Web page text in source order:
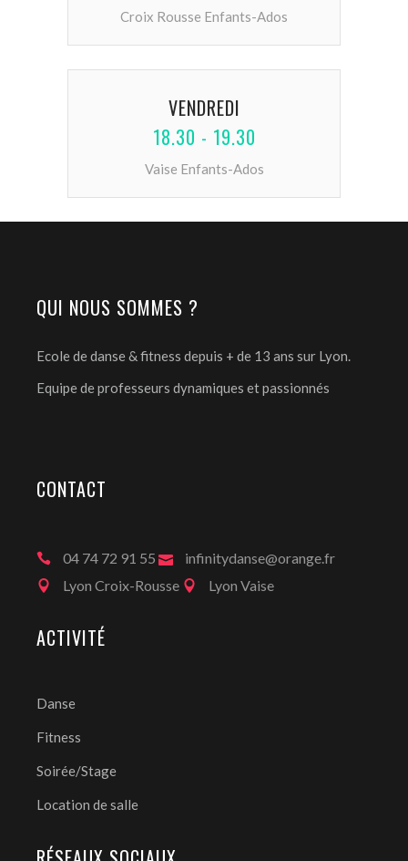
Croix Rousse Enfants-Ados
VENDREDI
18.30 - 19.30
Vaise Enfants-Ados
QUI NOUS SOMMES ?
Ecole de danse & fitness depuis + de 13 ans sur Lyon.
Equipe de professeurs dynamiques et passionnés
CONTACT
04 74 72 91 55
infinitydanse@orange.fr
Lyon Croix-Rousse
Lyon Vaise
ACTIVITÉ
Danse
Fitness
Soirée/Stage
Location de salle